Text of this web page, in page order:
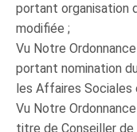
portant organisation
modifiée ;
Vu Notre
portant nomination
les Affaires Sociales
Vu Notre
titre de Conseiller